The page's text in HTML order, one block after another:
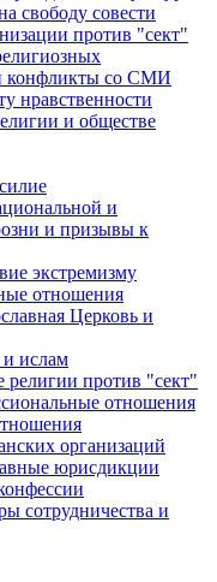
свободу совести
против "сект"
конфликты со СМИ
нравственности
и обществе
и
и призывы к
экстремизму
отношения
Церковь и
и ислам
против "сект"
отношения
организаций
юрисдикции
сотрудничества и